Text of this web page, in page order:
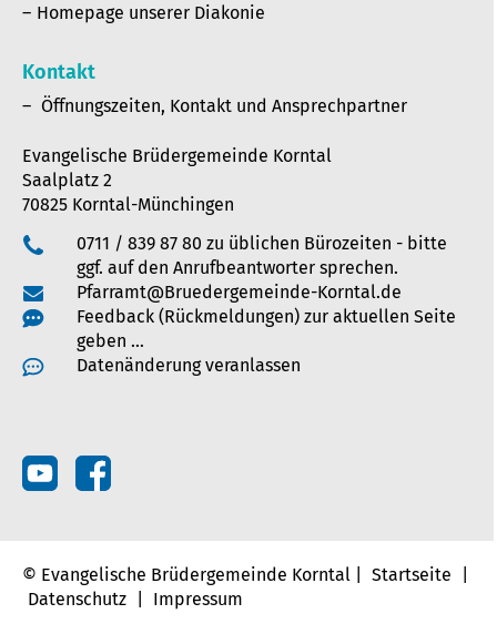
Homepage unserer Diakonie
Kontakt
Öffnungszeiten, Kontakt und Ansprechpartner
Evangelische Brüdergemeinde Korntal
Saalplatz 2
70825 Korntal-Münchingen
0711 / 839 87 80 zu üblichen Bürozeiten - bitte
ggf. auf den Anrufbeantworter sprechen.
Pfarramt@Bruedergemeinde-Korntal.de
Feedback (Rückmeldungen) zur aktuellen Seite
geben …
Datenänderung veranlassen
© Evangelische Brüdergemeinde Korntal | Startseite
Datenschutz
Impressum